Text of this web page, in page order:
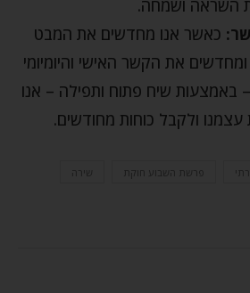
השראה ושמחה.
כאשר אנו מחדשים את המבט
את הקשר האישי והיומיומי
באמצעות שיח פתוח ותפילה – אנו
עצמנו ולקבל כוחות מחודשים.
פרשת השבוע חוקת שירה